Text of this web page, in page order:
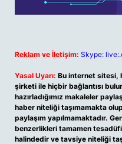
Reklam ve İletişim: Skype:
Yasal Uyarı: Bu internet sitesi,
şirketi ile hiçbir bağlantısı
hazırladığımız makaleler
haber niteliği taşımamakta
paylaşım yapılmamaktadır.
benzerlikleri tamamen
halindedir ve tavsiye niteliği